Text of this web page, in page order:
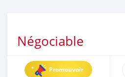
Négociable
Promouvoir